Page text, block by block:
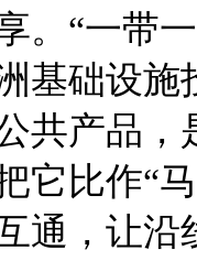
。“一带
基础设
共产品，
它比作“
通，让沿